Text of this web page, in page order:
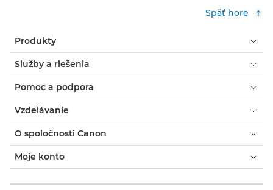
Späť hore
Produkty
Služby a riešenia
Pomoc a podpora
Vzdelávanie
O spoločnosti Canon
Moje konto